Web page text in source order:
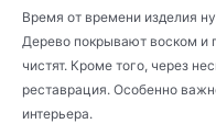
Время от времени изделия
Дерево покрывают воском и
чистят. Кроме того, через
реставрация. Особенно
интерьера.